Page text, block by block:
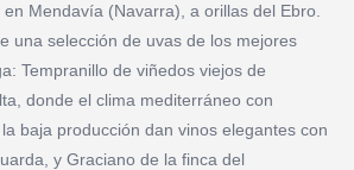
Mendavía (Navarra), a orillas del Ebro.
una selección de uvas de los mejores
Tempranillo de viñedos viejos de
donde el clima mediterráneo con
baja producción dan vinos elegantes con
y Graciano de la finca del